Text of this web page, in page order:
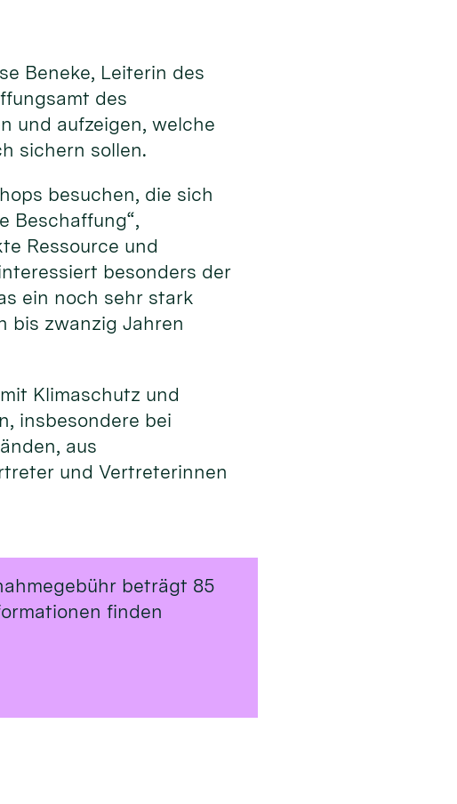
Beneke, Leiterin des
des
und aufzeigen, welche
sichern sollen.
besuchen, die sich
Beschaffung“,
Ressource und
besonders der
ein noch sehr stark
bis zwanzig Jahren
Klimaschutz und
insbesondere bei
aus
und Vertreterinnen
beträgt 85
finden